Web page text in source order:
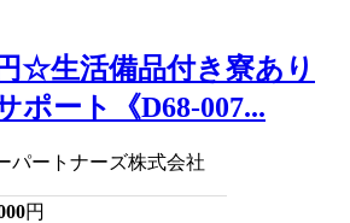
☆生活備品付き寮あり
ポート《D68-007...
パートナーズ株式会社
円